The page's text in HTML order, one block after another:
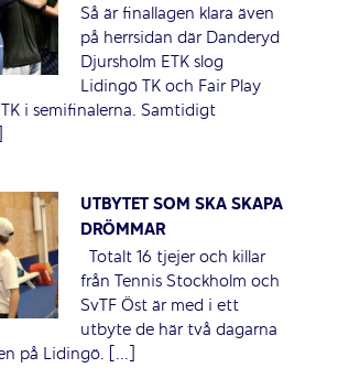
Så är finallagen klara även
på herrsidan där Danderyd
Djursholm ETK slog
Lidingö TK och Fair Play
i semifinalerna. Samtidigt
UTBYTET SOM SKA SKAPA
DRÖMMAR
Totalt 16 tjejer och killar
från Tennis Stockholm och
SvTF Öst är med i ett
utbyte de här två dagarna
på Lidingö. [...]